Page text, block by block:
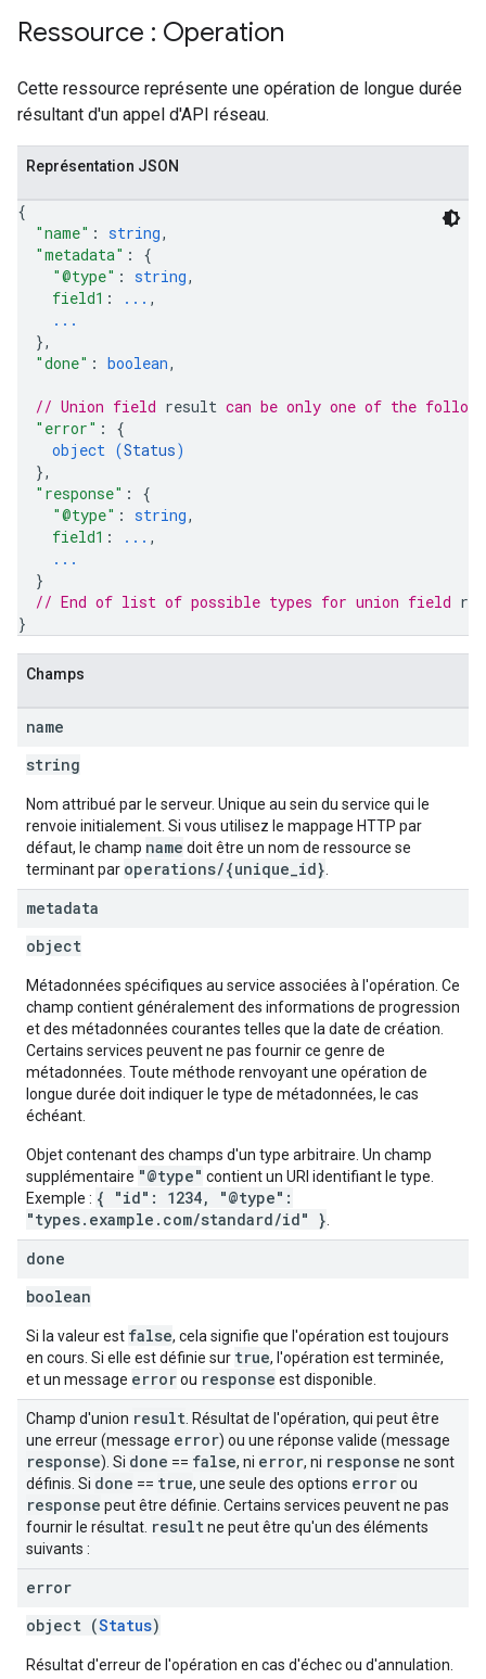
Ressource : Operation
Cette ressource représente une opération de longue durée
résultant d'un appel d'API réseau.
Représentation JSON
{
"name" : string,
"metadata" : {
"@type" : string,
field1 : ... ,
...
},
"done" : boolean,
// Union field result can be only one of the
"error" : {
object (Status)
},
"response" : {
"@type" : string,
field1 : ... ,
...
}
// End of list of possible types for union field
}
Champs
name
string
Nom attribué par le serveur. Unique au sein du service qui le
renvoie initialement. Si vous utilisez le mappage HTTP par
défaut, le champ name doit être un nom de ressource se
terminant par operations/{unique_id}
metadata
object
Métadonnées spécifiques au service associées à l'opération. Ce
champ contient généralement des informations de progression
et des métadonnées courantes telles que la date de création.
Certains services peuvent ne pas fournir ce genre de
métadonnées. Toute méthode renvoyant une opération de
longue durée doit indiquer le type de métadonnées, le cas
échéant.
Objet contenant des champs d'un type arbitraire. Un champ
supplémentaire "@type" contient un URI identifiant le type.
Exemple : { "id": 1234, "@type":
"types.example.com/standard/id" }
done
boolean
Si la valeur est false, cela signifie que l'opération est toujours
en cours. Si elle est définie sur true, l'opération est terminée,
et un message errorou response est disponible.
Champ d'union result . Résultat de l'opération, qui peut être
une erreur (message error) ou une réponse valide (message
response). Si done == false, ni error, ni response ne sont
définis. Si done == true, une seule des options errorou
response peut être définie. Certains services peuvent ne pas
fournir le résultat. resultne peut être qu'un des éléments
suivants :
error
object (Status)
Résultat d'erreur de l'opération en cas d'échec ou d'annulation.